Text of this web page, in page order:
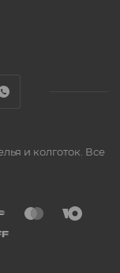
и колготок. Все